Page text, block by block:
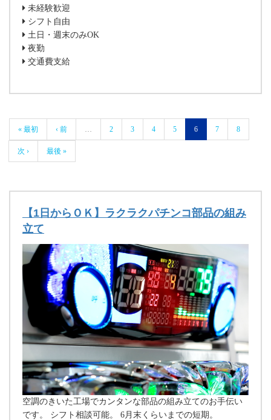
未経験歓迎
シフト自由
土日・週末のみOK
夜勤
交通費支給
« 最初 ‹ 前 2 3 4 5 6 7 8
次 › 最後 »
【1日からＯＫ】ラクラクパチンコ部品の組み
立て
空調のきいた工場でカンタンな部品の組み立てのお手伝い
です。 シフト相談可能。 6月末くらいまでの短期。